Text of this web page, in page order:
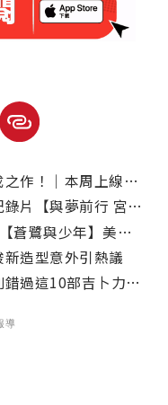
周上線、電視首播推薦
前行 宮﨑駿】5大看點
】美國高評價原因曝光
造型意外引熱議
這10部吉卜力動畫
導